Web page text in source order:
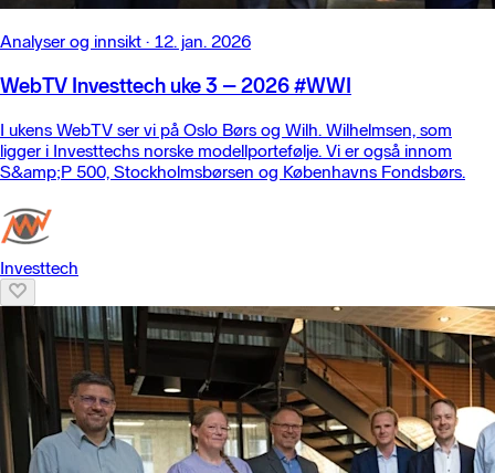
Analyser og innsikt · 12. jan. 2026
WebTV Investtech uke 3 – 2026 #WWI
I ukens WebTV ser vi på Oslo Børs og Wilh. Wilhelmsen, som
ligger i Investtechs norske modellportefølje. Vi er også innom
S&amp;P 500, Stockholmsbørsen og Københavns Fondsbørs.
Investtech